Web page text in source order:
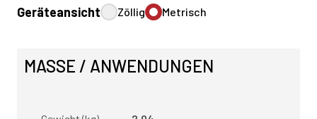
Geräteansicht Zöllig Metrisch
MASSE / ANWENDUNGEN